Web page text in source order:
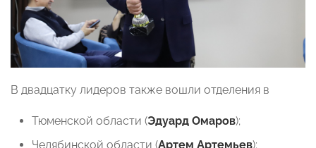
В двадцатку лидеров также вошли отделения в
Тюменской области (Эдуард Омаров);
Челябинской области (Артем Артемьев);